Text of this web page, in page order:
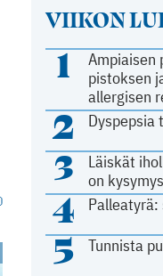
VIIKON
1
Ampiaisen
pistoksen
allergisen
2
3
Läiskät
on
4
5 Tunnista